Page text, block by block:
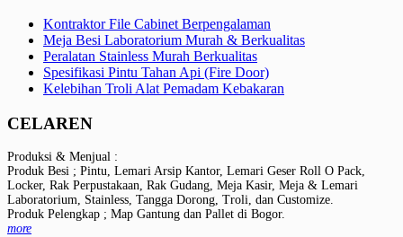
Kontraktor File Cabinet Berpengalaman
Meja Besi Laboratorium Murah & Berkualitas
Peralatan Stainless Murah Berkualitas
Spesifikasi Pintu Tahan Api (Fire Door)
Kelebihan Troli Alat Pemadam Kebakaran
CELAREN
Produksi & Menjual :
Produk Besi ; Pintu, Lemari Arsip Kantor, Lemari Geser Roll O Pack,
Locker, Rak Perpustakaan, Rak Gudang, Meja Kasir, Meja & Lemari
Laboratorium, Stainless, Tangga Dorong, Troli, dan Customize.
Produk Pelengkap ; Map Gantung dan Pallet di Bogor.
more